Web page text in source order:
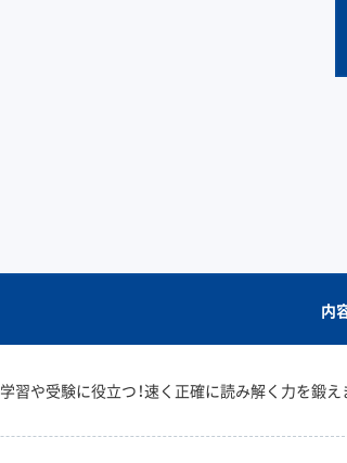
内
学習や受験に役立つ！速く正確に読み解く力を鍛え